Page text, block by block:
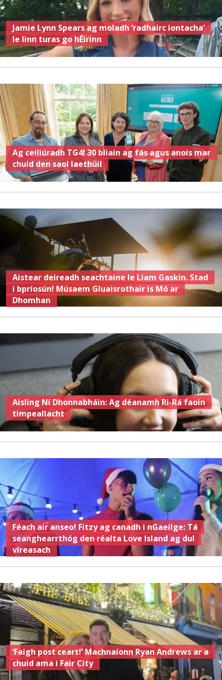
Jamie Lynn Spears ag moladh ‘radhairc iontacha’
le linn turas go hÉirinn
Ag ceiliúradh TG4! 30 bliain ag fás agus anois mar
chuid den saol laethúil
Aistear deireadh seachtaine le Liam Gaskin. Stad
i bpríosún! Músaem Gluaisrothair is Mó ar
Dhomhan
Aisling Ní Dhonnabháin: Ag déanamh Ri-Rá faoin
timpeallacht
Féach air anseo! Fitzy ag canadh i nGaeilge: Tá
seanghearrthóg den réalta Love Island ag dul
víreasach
‘Faigh post ceart!’ Machnaíonn Ryan Andrews ar a
chuid ama i Fair City